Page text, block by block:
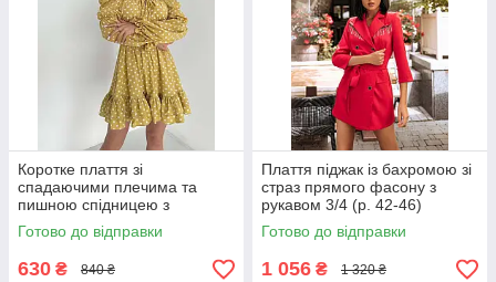
Коротке плаття зі
спадаючими плечима та
пишною спідницею з
воланом (р. 42-46)
66py5272Qr
Готово до відправки
630 ₴ 840 ₴
Плаття піджак із бахромою зі
страз прямого фасону з
рукавом 3/4 (р. 42-46)
66py2050Qr
Готово до відправки
1 056 ₴ 1 320 ₴